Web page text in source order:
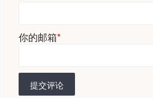
你的邮箱*
提交评论